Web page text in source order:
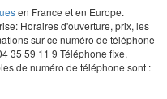
en France et en Europe.
Horaires d'ouverture, prix, les
sur ce numéro de téléphone
35 59 11 9 Téléphone fixe,
de numéro de téléphone sont :